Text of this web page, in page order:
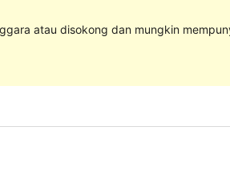
atau disokong dan mungkin